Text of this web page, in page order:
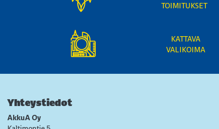
TOIMITUKSET
KATTAVA
VALIKOIMA
Yhteystiedot
AkkuA Oy